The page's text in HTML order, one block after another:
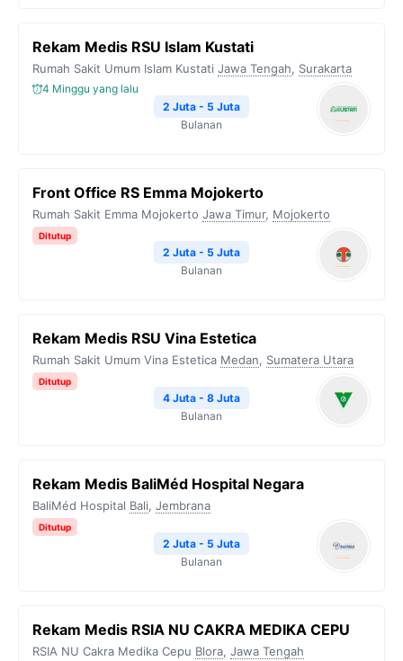
Rekam Medis RSU Islam Kustati
Rumah Sakit Umum Islam Kustati Jawa Tengah, Surakarta
4 Minggu yang lalu
2 Juta - 5 Juta
Bulanan
Front Office RS Emma Mojokerto
Rumah Sakit Emma Mojokerto Jawa Timur, Mojokerto
Ditutup
2 Juta - 5 Juta
Bulanan
Rekam Medis RSU Vina Estetica
Rumah Sakit Umum Vina Estetica Medan, Sumatera Utara
Ditutup
4 Juta - 8 Juta
Bulanan
Rekam Medis BaliMéd Hospital Negara
BaliMéd Hospital Bali, Jembrana
Ditutup
2 Juta - 5 Juta
Bulanan
Rekam Medis RSIA NU CAKRA MEDIKA CEPU
RSIA NU Cakra Medika Cepu Blora, Jawa Tengah